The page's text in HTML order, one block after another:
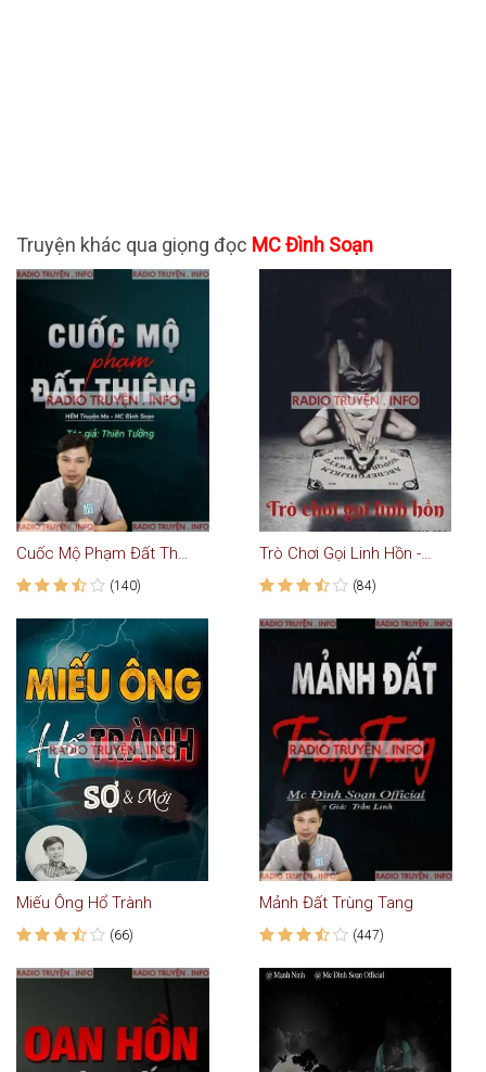
Truyện khác qua giọng đọc MC Đình Soạn
Cuốc Mộ Phạm Đất Thiêng
(140)
Trò Chơi Gọi Linh Hồn - Truyện Ma
(84)
Miếu Ông Hổ Trành
(66)
Mảnh Đất Trùng Tang
(447)